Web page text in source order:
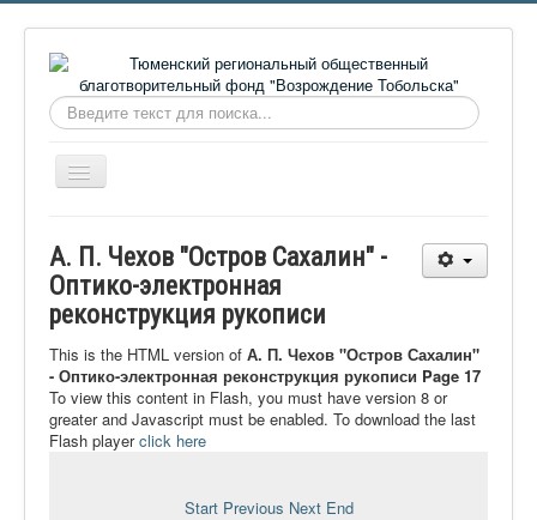
Искать...
Включить/
выключить
О фонде
Онлайн библиотека
Видеоматериалы
Контакты
Сайт проекта Достоевский
А. П. Чехов "Остров Сахалин" -
Оптико-электронная
реконструкция рукописи
This is the HTML version of А. П. Чехов "Остров Сахалин"
- Оптико-электронная реконструкция рукописи Page 17
To view this content in Flash, you must have version 8 or
greater and Javascript must be enabled. To download the last
Flash playerclick here
Start Previous Next End